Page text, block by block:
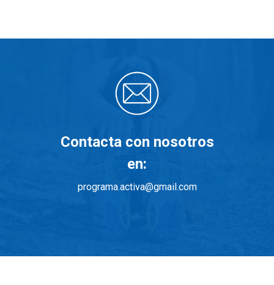
Contacta con nosotros
en:
programa.activa@gmail.com